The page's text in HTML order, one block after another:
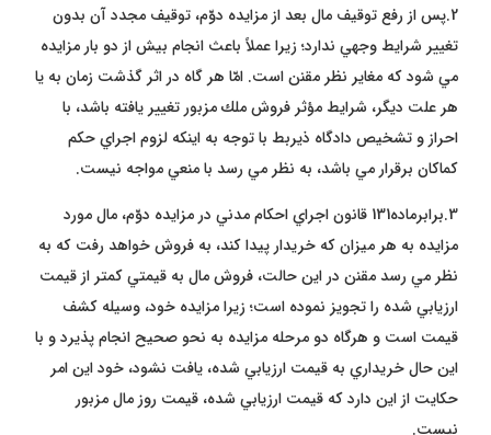
2.پس از رفع توقيف مال بعد از مزايده دوّم، توقيف مجدد آن بدون
تغيير شرايط وجهي ندارد؛ زيرا عملاً باعث انجام بيش از دو بار مزايده
مي شود كه مغاير نظر مقنن است. امّا هر گاه در اثر گذشت زمان به يا
هر علت ديگر، شرايط مؤثر فروش ملك مزبور تغيير يافته باشد، با
احراز و تشخيص دادگاه ذيربط با توجه به اينكه لزوم اجراي حكم
كماكان برقرار مي باشد، به نظر مي رسد با منعي مواجه نيست.
3.برابرماده131 قانون اجراي احكام مدني در مزايده دوّم، مال مورد
مزايده به هر ميزان كه خريدار پيدا كند، به فروش خواهد رفت كه به
نظر مي رسد مقنن در اين حالت، فروش مال به قيمتي كمتر از قيمت
ارزيابي شده را تجويز نموده است؛ زيرا مزايده خود، وسيله كشف
قيمت است و هرگاه دو مرحله مزايده به نحو صحيح انجام پذيرد و با
اين حال خريداري به قيمت ارزيابي شده، يافت نشود، خود اين امر
حكايت از اين دارد كه قيمت ارزيابي شده، قيمت روز مال مزبور
نيست.